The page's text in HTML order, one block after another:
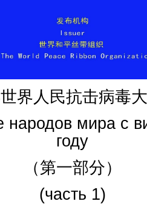
界人民抗击病毒
народов мира с
году
（第一部分）
(часть 1)